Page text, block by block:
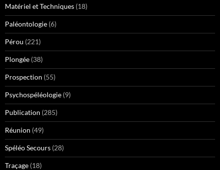
Matériel et Techniques (18)
Paléontologie (6)
Pérou (221)
Plongée (38)
Prospection (55)
Psychospéléologie (9)
Publication (285)
Réunion (49)
Spéléo Secours (28)
Traçage (18)